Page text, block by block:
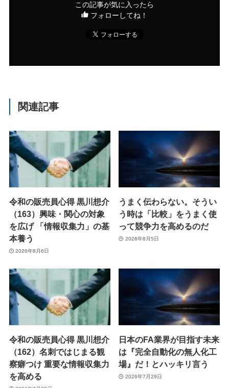
この記事が気に入ったら
フォローしてね！
関連記事
令和の販売員心得 黒川想介
（163）興味・関心の対象
を広げ 「情報収集力」の基
本養う
2026年8月6日
うまく伝わらない。そうい
う時は「比較」をうまく使
って競争力を高めるのだ
2026年8月5日
令和の販売員心得 黒川想介
（162）名刺ではじまる観
察癖つけ 重要な情報収集力
を高める
日本のFA業界が目指す未来
は『完全自動化の無人化工
場』だ！とハッキリ言う
2026年7月29日